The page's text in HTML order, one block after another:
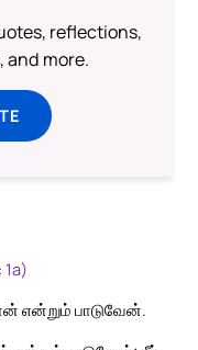
reflections,
and more.
1a)
என்றும் பாடுவேன்.